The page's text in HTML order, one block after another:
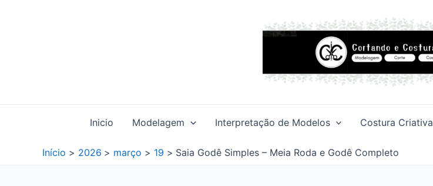
Inicio Modelagem Interpretação de Modelos Costura Criativa
Início 2026 março 19 Saia Godê Simples – Meia Roda e Godê Completo